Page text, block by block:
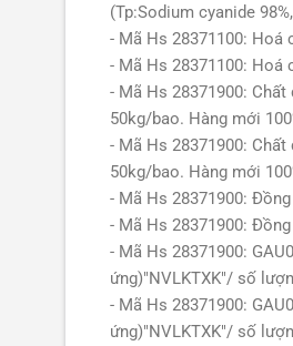
(Tp:Sodium cyanide
- Mã Hs 28371100: Hoá
- Mã Hs 28371100: Hoá
- Mã Hs 28371900:
50kg/bao. Hàng mới
- Mã Hs 28371900:
50kg/bao. Hàng mới
- Mã Hs 28371900:
- Mã Hs 28371900:
- Mã Hs 28371900:
ứng)"NVLKTXK"/ số
- Mã Hs 28371900:
ứng)"NVLKTXK"/ số